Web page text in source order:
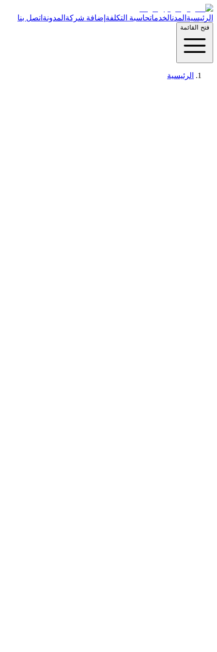
الرئيسية المدنالخدماتحاسبة التكلفة إضافة شركة المدونة اتصل بنا
فتح القائمة
الرئيسية